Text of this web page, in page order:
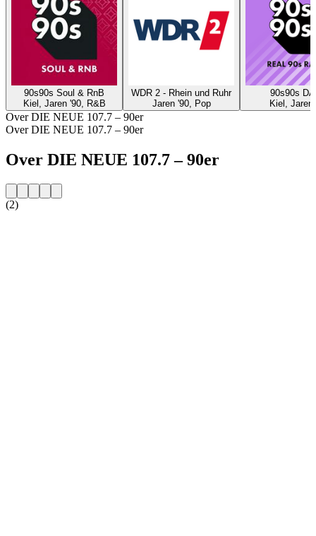
90s90s Soul & RnB
Kiel, Jaren '90, R&B
WDR 2 - Rhein und Ruhr
Jaren '90, Pop
90s90s
Kiel, Jaren
Over DIE NEUE 107.7 – 90er
Over DIE NEUE 107.7 – 90er
Over DIE NEUE 107.7 – 90er
(2)